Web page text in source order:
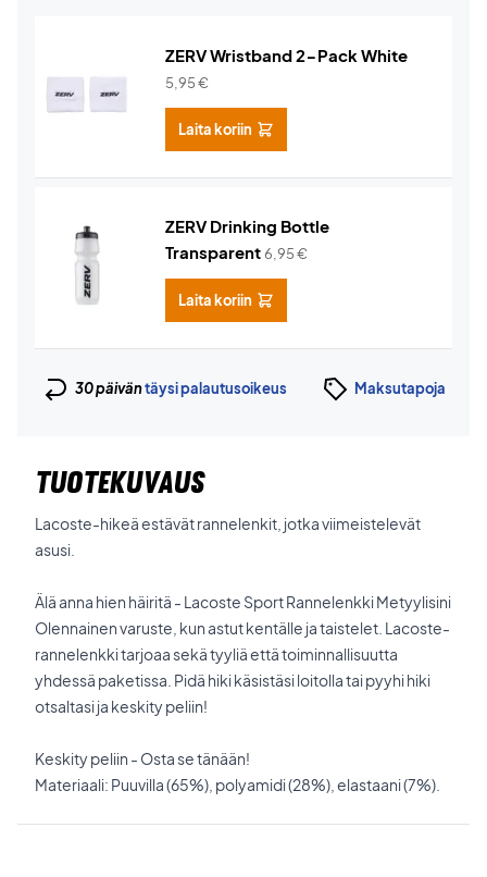
ZERV Wristband 2-Pack White
5,95€
Laita koriin
ZERV Drinking Bottle
Transparent6,95€
Laita koriin
30 päiväntäysi palautusoikeus Maksutapoja
TUOTEKUVAUS
Lacoste-hikeä estävät rannelenkit, jotka viimeistelevät
asusi.
Älä anna hien häiritä - Lacoste Sport Rannelenkki Metyylisini
Olennainen varuste, kun astut kentälle ja taistelet. Lacoste-
rannelenkki tarjoaa sekä tyyliä että toiminnallisuutta
yhdessä paketissa. Pidä hiki käsistäsi loitolla tai pyyhi hiki
otsaltasi ja keskity peliin!
Keskity peliin - Osta se tänään!
Materiaali: Puuvilla (65%), polyamidi (28%), elastaani (7%).